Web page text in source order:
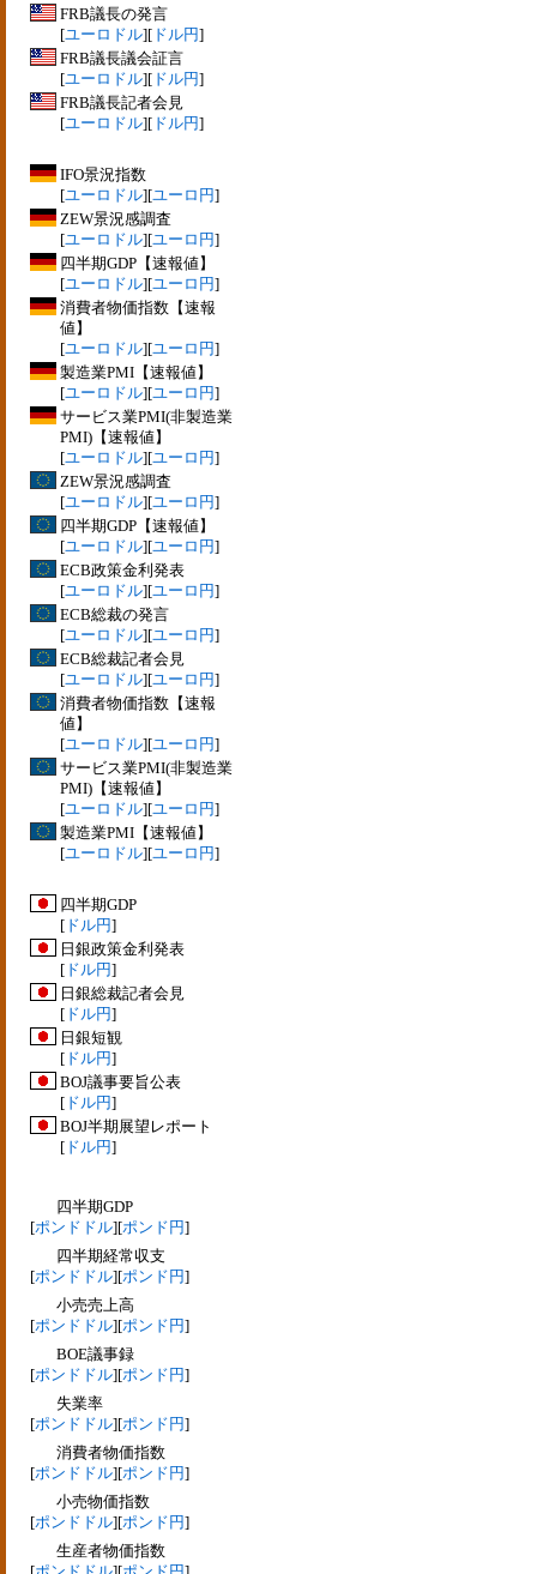
FRB議長の発言
[ユーロドル][ ドル円]
FRB議長議会証言
[ユーロドル][ ドル円]
FRB議長記者会見
[ユーロドル][ ドル円]
IFO景況指数
[ユーロドル][ユーロ円]
ZEW景況感調査
[ユーロドル][ユーロ円]
四半期GDP【速報値】
[ユーロドル][ユーロ円]
消費者物価指数【速報
値】
[ユーロドル][ユーロ円]
製造業PMI【速報値】
[ユーロドル][ユーロ円]
サービス業PMI(非製造業
PMI)【速報値】
[ユーロドル][ユーロ円]
ZEW景況感調査
[ユーロドル][ユーロ円]
四半期GDP【速報値】
[ユーロドル][ユーロ円]
ECB政策金利発表
[ユーロドル][ユーロ円]
ECB総裁の発言
[ユーロドル][ユーロ円]
ECB総裁記者会見
[ユーロドル][ユーロ円]
消費者物価指数【速報
値】
[ユーロドル][ユーロ円]
サービス業PMI(非製造業
PMI)【速報値】
[ユーロドル][ユーロ円]
製造業PMI【速報値】
[ユーロドル][ユーロ円]
四半期GDP
[ ドル円]
日銀政策金利発表
[ ドル円]
日銀総裁記者会見
[ ドル円]
日銀短観
[ ドル円]
BOJ議事要旨公表
[ ドル円]
BOJ半期展望レポート
[ ドル円]
四半期GDP
[ポンドドル][ポンド円]
四半期経常収支
[ポンドドル][ポンド円]
小売売上高
[ポンドドル][ポンド円]
BOE議事録
[ポンドドル][ポンド円]
失業率
[ポンドドル][ポンド円]
消費者物価指数
[ポンドドル][ポンド円]
小売物価指数
[ポンドドル][ポンド円]
生産者物価指数